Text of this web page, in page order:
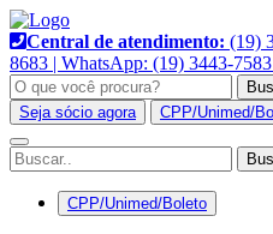
Pular
para
o
conteúdo
Central de atendimento: (19)
8683 | WhatsApp: (19) 3443-7583
Seja sócio agora
CPP/Unimed/
Alternar
navegação
CPP/Unimed/Boleto